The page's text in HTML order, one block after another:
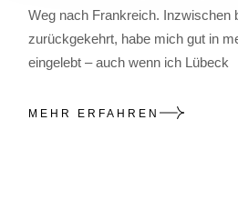
Weg nach Frankreich. Inzwischen
zurückgekehrt, habe mich gut in
eingelebt – auch wenn ich Lübeck
MEHR ERFAHREN